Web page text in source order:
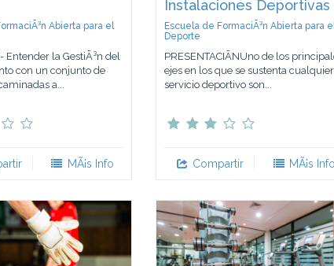
Abierta para el
Entender la GestiÃ³n del
con un conjunto de
a...
MÃ¡s Info
Instalaciones Deportivas
Escuela de FormaciÃ³n Abierta para
Deporte
PRESENTACIÃNUno de los
ejes en los que se sustenta cualquier
servicio deportivo son...
Compartir MÃ¡s Info